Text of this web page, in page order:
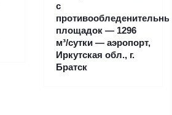
с
площадок — 1296
м³/сутки — аэропорт,
Иркутская обл., г.
Братск